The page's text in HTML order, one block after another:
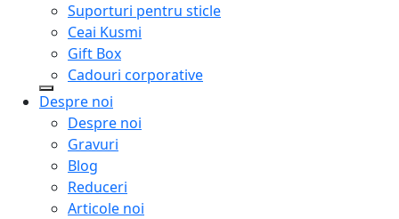
Suporturi pentru sticle
Ceai Kusmi
Gift Box
Cadouri corporative
Despre noi
Despre noi
Gravuri
Blog
Reduceri
Articole noi